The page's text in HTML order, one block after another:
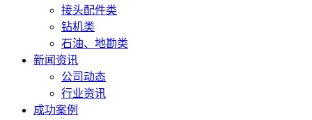
接头配件类
钻机类
石油、地勘类
新闻资讯
公司动态
行业资讯
成功案例